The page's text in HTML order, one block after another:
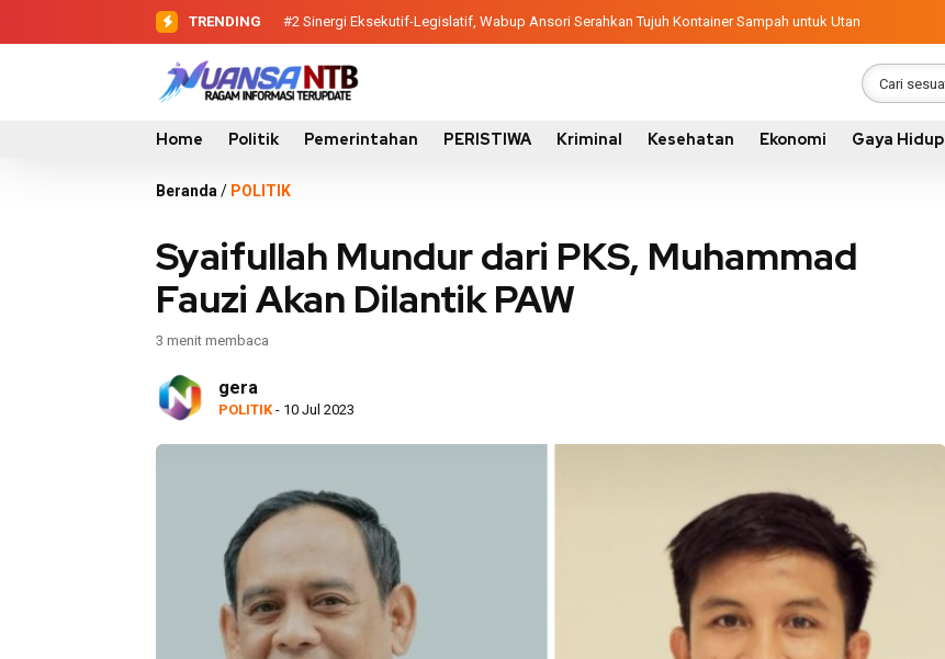
TRENDING #2 Sinergi Eksekutif-Legislatif, Wabup Ansori Serahkan Tujuh Kontainer Sampah untuk Utan
#3 Dewan Pendidikan Temukan Kondisi 305 Siswa SDN Kanar Belajar di Tengah Keterbatasan
Home Politik Pemerintahan PERISTIWA Kriminal Kesehatan Ekonomi Gaya Hidup
Beranda / POLITIK
Syaifullah Mundur dari PKS, Muhammad
Fauzi Akan Dilantik PAW
3 menit membaca
gera
POLITIK - 10 Jul 2023